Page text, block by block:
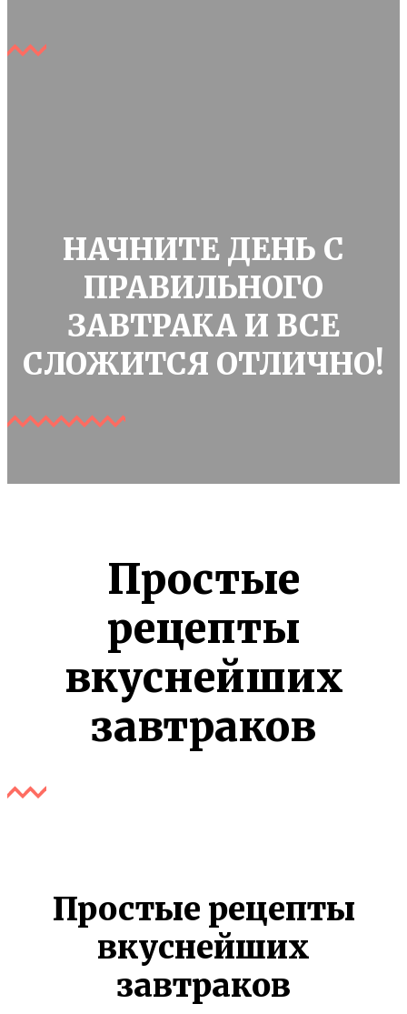
НАЧНИТЕ ДЕНЬ С
ПРАВИЛЬНОГО
ЗАВТРАКА И ВСЕ
СЛОЖИТСЯ ОТЛИЧНО!
Простые
рецепты
вкуснейших
завтраков
Простые рецепты
вкуснейших
завтраков